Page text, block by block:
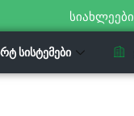
სიახლეები
ᲡᲘᲡᲢᲔᲛᲔᲑᲘ